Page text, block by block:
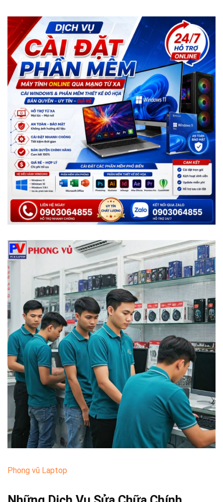
Phong vũ Laptop